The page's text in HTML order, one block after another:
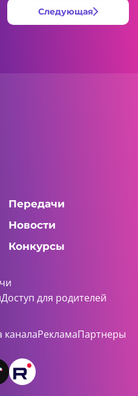
Следующая
Передачи
Новости
Конкурсы
Доступ для родителей
каналаРекламаПартнеры